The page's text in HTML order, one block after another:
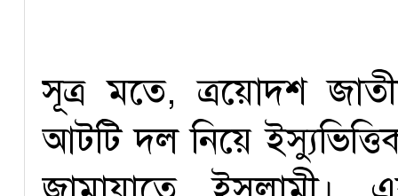
সূত্র মতে, ত্রয়োদশ
আটটি দল নিয়ে